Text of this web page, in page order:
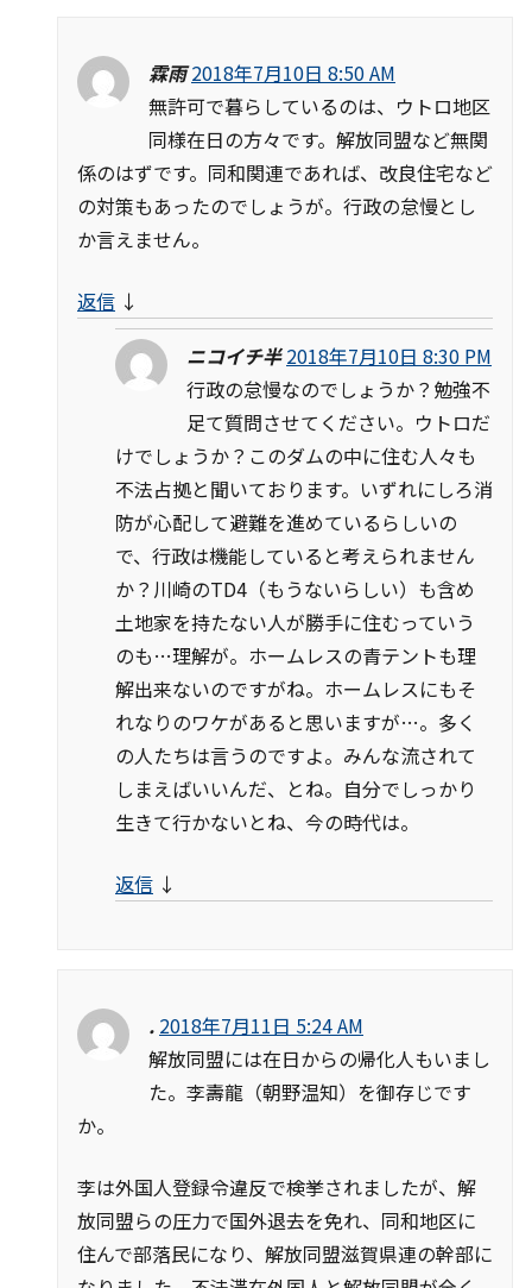
霖雨 2018年7月10日 8:50 AM
無許可で暮らしているのは、ウトロ地区
同様在日の方々です。解放同盟など無関
係のはずです。同和関連であれば、改良住宅など
の対策もあったのでしょうが。行政の怠慢とし
か言えません。
返信 ↓
ニコイチ半 2018年7月10日 8:30 PM
行政の怠慢なのでしょうか？勉強不
足て質問させてください。ウトロだ
けでしょうか？このダムの中に住む人々も
不法占拠と聞いております。いずれにしろ消
防が心配して避難を進めているらしいの
で、行政は機能していると考えられません
か？川崎のTD4（もうないらしい）も含め
土地家を持たない人が勝手に住むっていう
のも…理解が。ホームレスの青テントも理
解出来ないのですがね。ホームレスにもそ
れなりのワケがあると思いますが…。多く
の人たちは言うのですよ。みんな流されて
しまえばいいんだ、とね。自分でしっかり
生きて行かないとね、今の時代は。
返信 ↓
. 2018年7月11日 5:24 AM
解放同盟には在日からの帰化人もいまし
た。李壽龍（朝野温知）を御存じです
か。
李は外国人登録令違反で検挙されましたが、解
放同盟らの圧力で国外退去を免れ、同和地区に
住んで部落民になり、解放同盟滋賀県連の幹部に